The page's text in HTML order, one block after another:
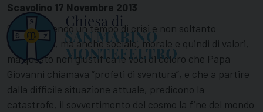
Scavolino 17 Novembre 2013
Stiamo vivendo un tempo di crisi e non soltanto
economica, ma anche sociale, morale e quindi di valori,
ma questo non giustifica le voci di coloro che Papa
Giovanni chiamava “profeti di sventura”, e che a partire
dalla difficile situazione attuale, predicono la
catastrofe, il sovvertimento del cosmo la fine del mondo